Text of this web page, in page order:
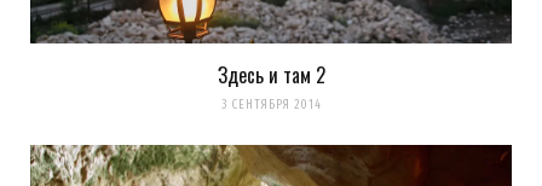
Сохранить моё имя, email и адрес сайта в этом браузере для
Уведомить меня о новых комментариях по email.
Здесь и там 2
3 СЕНТЯБРЯ 2014